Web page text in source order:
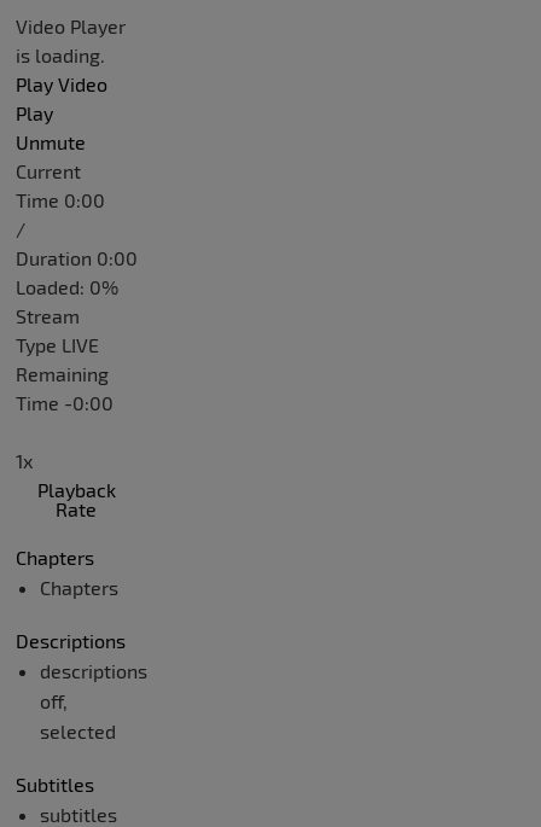
Video Player
is loading.
Play Video
Play
Unmute
Current
Time 0:00
/
Duration 0:00
Loaded: 0%
Stream
Type LIVE
Remaining
Time -0:00
1x
Playback
Rate
Chapters
Chapters
Descriptions
descriptions
off,
selected
Subtitles
subtitles